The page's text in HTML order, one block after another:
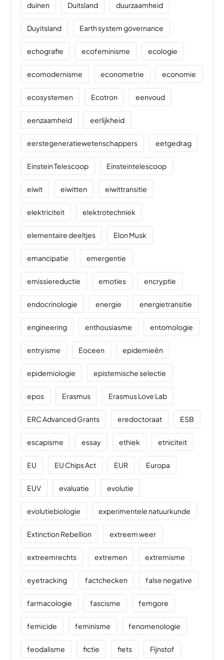
duinen Duitsland duurzaamheid
Duyitsland Earth system governance
echografie ecofeminisme ecologie
ecomodernisme econometrie economie
ecosystemen Ecotron eenvoud
eenzaamheid eerlijkheid
eerstegeneratiewetenschappers eetgedrag
Einstein Telescoop Einsteintelescoop
eiwit eiwitten eiwittransitie
elektriciteit elektrotechniek
elementaire deeltjes Elon Musk
emancipatie emergentie
emissiereductie emoties encryptie
endocrinologie energie energietransitie
engineering enthousiasme entomologie
entryisme Eoceen epidemieën
epidemiologie epistemische selectie
epos Erasmus Erasmus Love Lab
ERC Advanced Grants eredoctoraat ESB
escapisme essay ethiek etniciteit
EU EU Chips Act EUR Europa
EUV evaluatie evolutie
evolutiebiologie experimentele natuurkunde
Extinction Rebellion extreem weer
extreemrechts extremen extremisme
eyetracking factchecken false negative
farmacologie fascisme femgore
femicide feminisme fenomenologie
feodalisme fictie fiets Fijnstof